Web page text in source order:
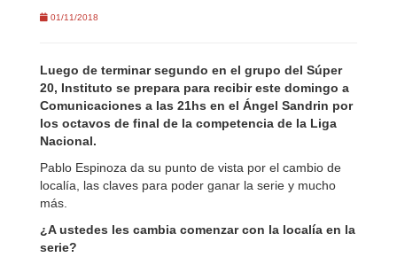
01/11/2018
Luego de terminar segundo en el grupo del Súper
20, Instituto se prepara para recibir este domingo a
Comunicaciones a las 21hs en el Ángel Sandrin por
los octavos de final de la competencia de la Liga
Nacional.
Pablo Espinoza da su punto de vista por el cambio de
localía, las claves para poder ganar la serie y mucho
más.
¿A ustedes les cambia comenzar con la localía en la
serie?